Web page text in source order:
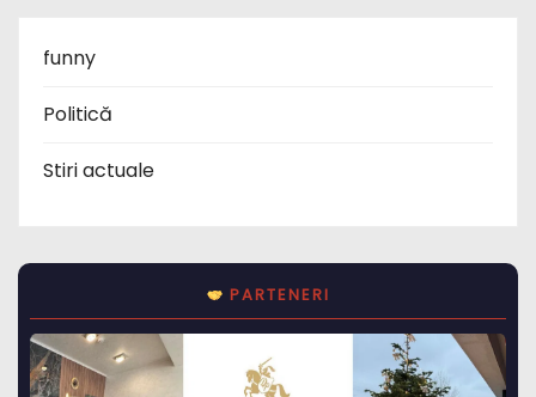
funny
Politică
Stiri actuale
PARTENERI